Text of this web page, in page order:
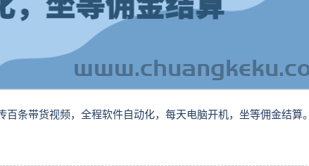
条带货视频，全程软件自动化，每天电脑开机，坐等佣金结算。